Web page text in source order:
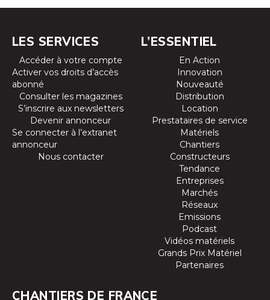
LES SERVICES
Accéder à votre compte
Activer vos droits d’accès
abonné
Consulter les magazines
S’inscrire aux newsletters
Devenir annonceur
Se connecter à l’extranet
annonceur
Nous contacter
L’ESSENTIEL
En Action
Innovation
Nouveauté
Distribution
Location
Prestataires de service
Matériels
Chantiers
Constructeurs
Tendance
Entreprises
Marchés
Réseaux
Emissions
Podcast
Vidéos matériels
Grands Prix Matériel
Partenaires
CHANTIERS DE FRANCE